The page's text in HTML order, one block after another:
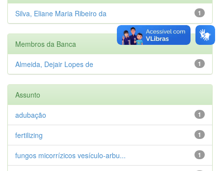
1
Silva, Eliane Maria Ribeiro da
Membros da Banca
1
Almeida, Dejair Lopes de
Assunto
1
adubação
1
fertilizing
1
fungos micorrízicos vesículo-arbu...